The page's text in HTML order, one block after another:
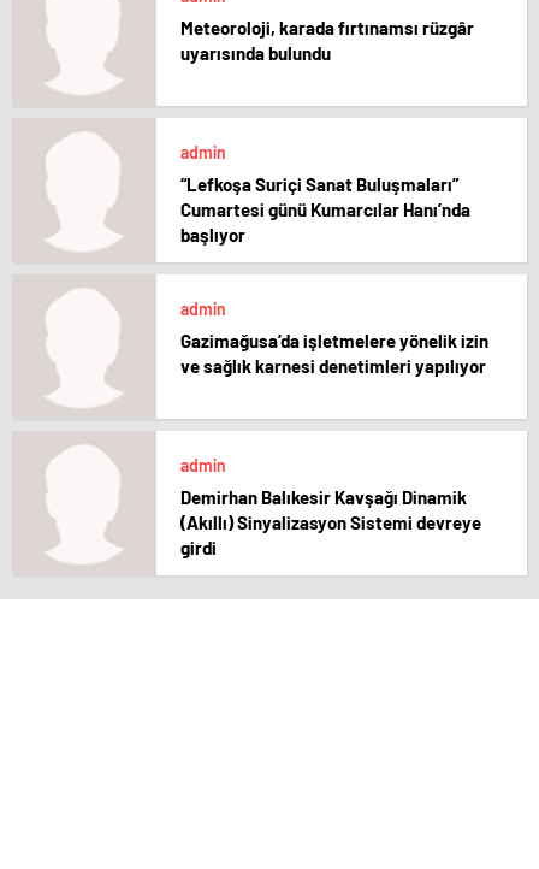
Meteoroloji, karada fırtınamsı rüzgâr
uyarısında bulundu
admin
“Lefkoşa Suriçi Sanat Buluşmaları”
Cumartesi günü Kumarcılar Hanı’nda
başlıyor
admin
Gazimağusa’da işletmelere yönelik izin
ve sağlık karnesi denetimleri yapılıyor
admin
Demirhan Balıkesir Kavşağı Dinamik
(Akıllı) Sinyalizasyon Sistemi devreye
girdi